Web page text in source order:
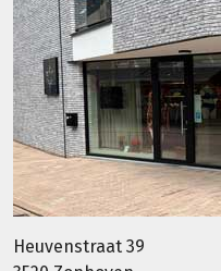
Heuvenstraat 39